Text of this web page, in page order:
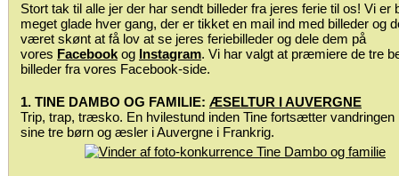
Stort tak til alle jer der har sendt billeder fra jeres ferie til os! Vi er
meget glade hver gang, der er tikket en mail ind med billeder og
været skønt at få lov at se jeres feriebilleder og dele dem på
vores Facebook og Instagram. Vi har valgt at præmiere de tre
billeder fra vores Facebook-side.
1. TINE DAMBO OG FAMILIE: ÆSELTUR I AUVERGNE
Trip, trap, træsko. En hvilestund inden Tine fortsætter vandringen
sine tre børn og æsler i Auvergne i Frankrig.